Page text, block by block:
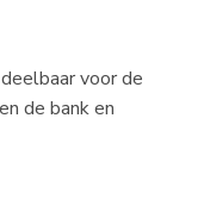
voor de
de bank en
1,55 × 1,30 m